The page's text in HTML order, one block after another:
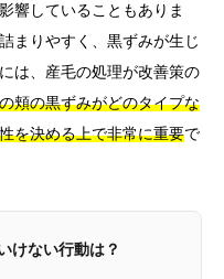
響していることもありま
まりやすく、黒ずみが生じ
は、産毛の処理が改善策の
頬の黒ずみがどのタイプな
を決める上で非常に重要で
けない行動は？